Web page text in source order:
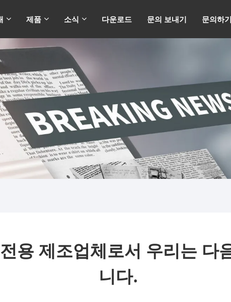
제품 소식 다운로드 문의 보내기 문의하기
용 제조업체로서 우리는 다
니다.